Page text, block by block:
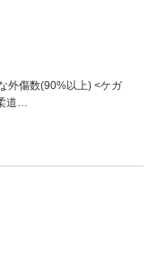
外傷数(90%以上) <ケガ
道…